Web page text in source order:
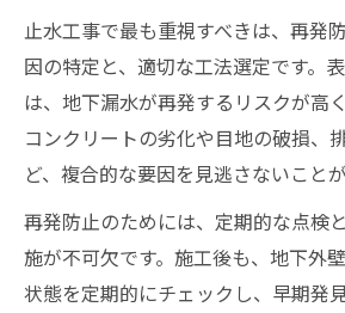
止水工事で最も重視すべきは、再発
因の特定と、適切な工法選定です。
は、地下漏水が再発するリスクが高
コンクリートの劣化や目地の破損、
ど、複合的な要因を見逃さないことが
再発防止のためには、定期的な点検
施が不可欠です。施工後も、地下外
状態を定期的にチェックし、早期発